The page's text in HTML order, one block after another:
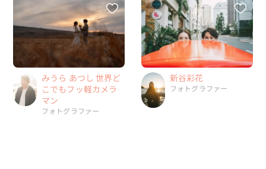
みうら あつし 世界ど
こでもフッ軽カメラ
マン
フォトグラファー
新谷彩花
フォトグラファー